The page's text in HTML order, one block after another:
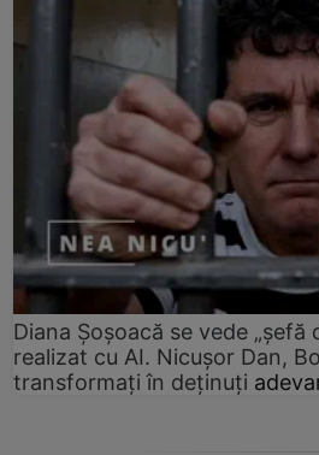
Diana Șoșoacă se vede
realizat cu AI. Nicușor Dan,
transformați în deținuți